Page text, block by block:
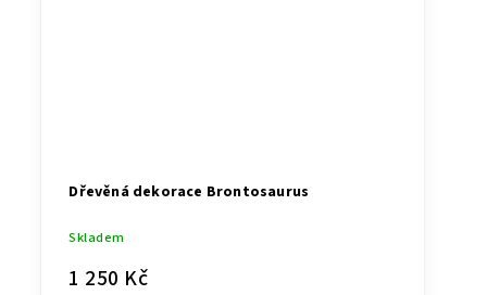
Dřevěná dekorace Brontosaurus
Skladem
1 250 Kč